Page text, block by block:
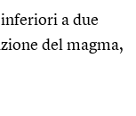
a due
del magma,